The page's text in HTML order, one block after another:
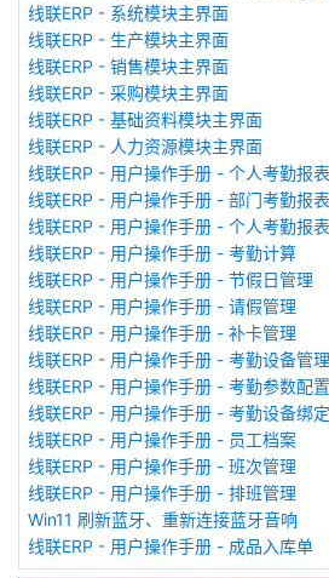
线联ERP - 系统模块主界面
线联ERP - 生产模块主界面
线联ERP - 销售模块主界面
线联ERP - 采购模块主界面
线联ERP - 基础资料模块主界面
线联ERP - 人力资源模块主界面
线联ERP - 用户操作手册 - 个人考勤报表
线联ERP - 用户操作手册 - 部门考勤报表
线联ERP - 用户操作手册 - 个人考勤报表
线联ERP - 用户操作手册 - 考勤计算
线联ERP - 用户操作手册 - 节假日管理
线联ERP - 用户操作手册 - 请假管理
线联ERP - 用户操作手册 - 补卡管理
线联ERP - 用户操作手册 - 考勤设备管理
线联ERP - 用户操作手册 - 考勤参数配置
线联ERP - 用户操作手册 - 考勤设备绑定
线联ERP - 用户操作手册 - 员工档案
线联ERP - 用户操作手册 - 班次管理
线联ERP - 用户操作手册 - 排班管理
Win11 刷新蓝牙、重新连接蓝牙音响
线联ERP - 用户操作手册 - 成品入库单